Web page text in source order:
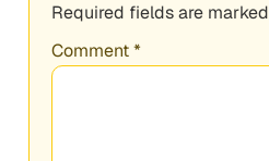
Required fields are marked
Comment*